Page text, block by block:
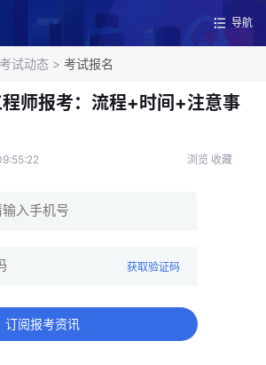
导航
考试动态 > 考试报名
师报考：流程+时间+注意事
浏览 收藏
获取验证码
订阅报考资讯